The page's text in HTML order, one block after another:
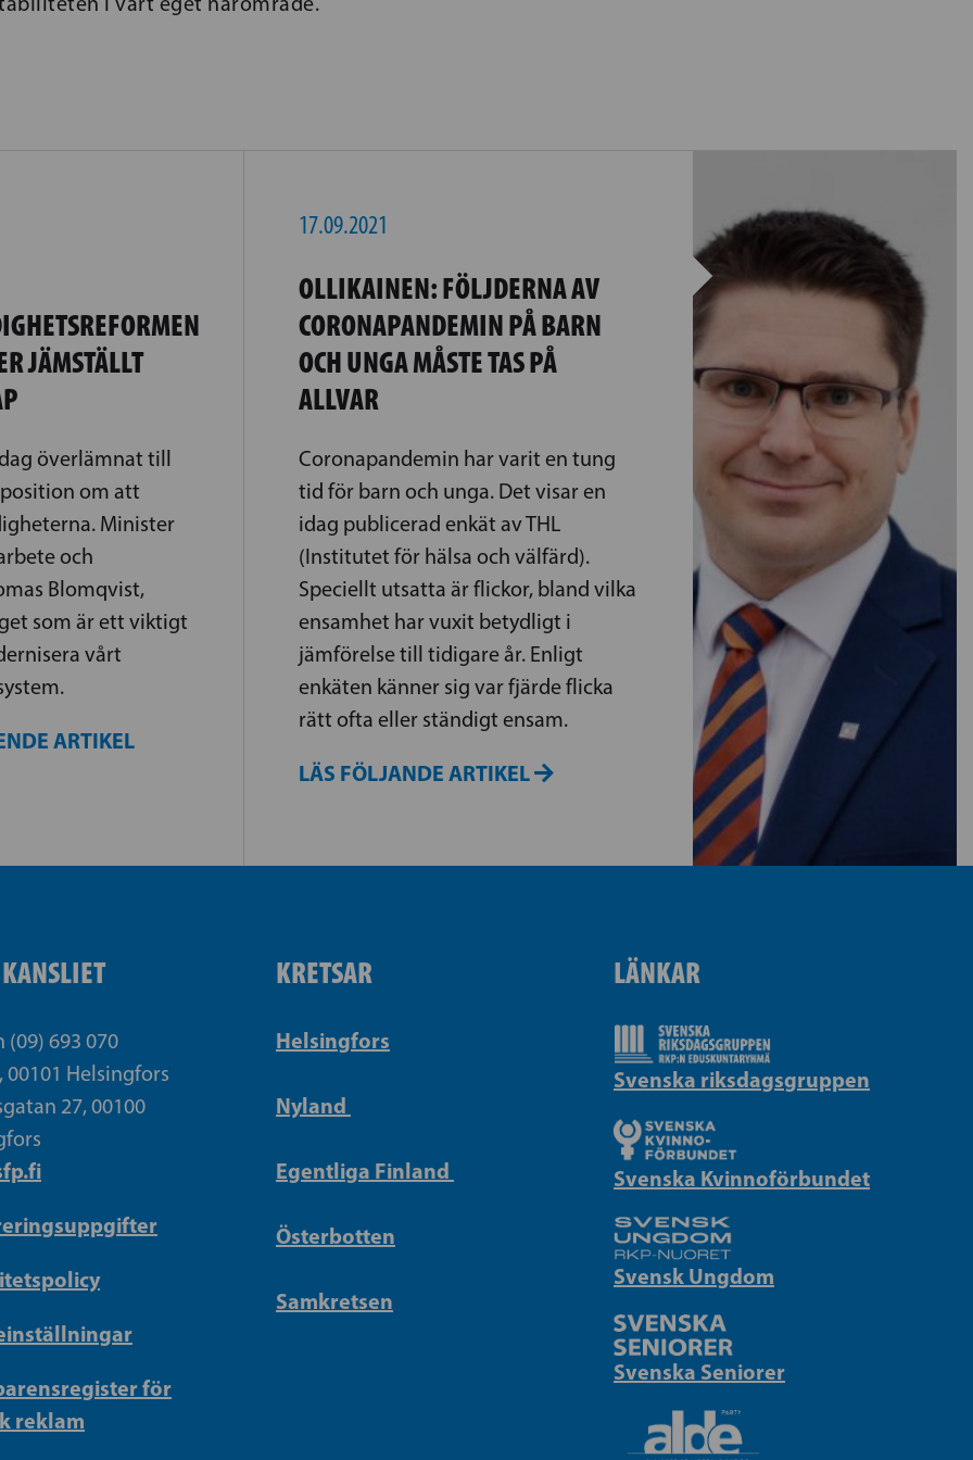
JÄMSTÄLLT
överlämnat till
om att
Minister
och
Blomqvist,
som är ett viktigt
vårt
ARTIKEL
17.09.2021
OLLIKAINEN: FÖLJDERNA AV
CORONAPANDEMIN PÅ BARN
OCH UNGA MÅSTE TAS PÅ
ALLVAR
Coronapandemin har varit en tung
tid för barn och unga. Det visar en
idag publicerad enkät av THL
(Institutet för hälsa och välfärd).
Speciellt utsatta är flickor, bland vilka
ensamhet har vuxit betydligt i
jämförelse till tidigare år. Enligt
enkäten känner sig var fjärde flicka
rätt ofta eller ständigt ensam.
LÄS FÖLJANDE ARTIKEL
(09) 693 070
00101 Helsingfors
27, 00100
för
reklam
KRETSAR
Helsingfors
Nyland
Egentliga Finland
Österbotten
Samkretsen
LÄNKAR
Svenska riksdagsgruppen
Svenska Kvinnoförbundet
Svensk Ungdom
Svenska Seniorer